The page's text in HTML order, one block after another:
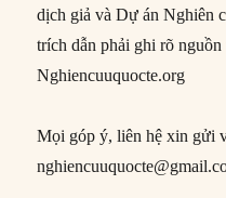
dịch giả và Dự án Nghiên
trích dẫn phải ghi rõ
Nghiencuuquocte.org
Mọi góp ý, liên hệ xin gửi